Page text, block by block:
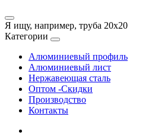
Я ищу, например, труба 20х20
Категории
Алюминиевый профиль
Алюминиевый лист
Нержавеющая сталь
Оптом -Скидки
Производство
Контакты